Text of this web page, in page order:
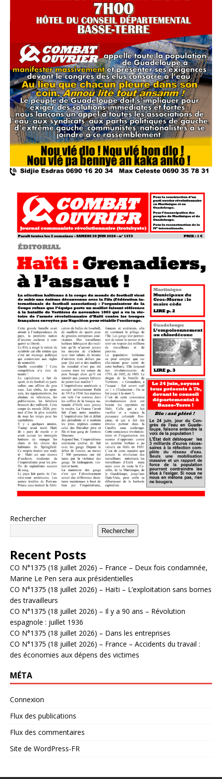
Rechercher
Rechercher
Recent Posts
CO N°1375 (18 juillet 2026) – France – Deux fois condamnée,
Marine Le Pen sera aux présidentielles
CO N°1375 (18 juillet 2026) – Haïti – L’exploitation sans bornes
des travailleurs
CO N°1375 (18 juillet 2026) – Il y a 90 ans – Révolution
espagnole : juillet 1936
CO N°1375 (18 juillet 2026) – Dans les entreprises
CO N°1375 (18 juillet 2026) – France – Accidents du travail :
des économies aux dépens des victimes
MÉTA
Connexion
Flux des publications
Flux des commentaires
Site de WordPress-FR